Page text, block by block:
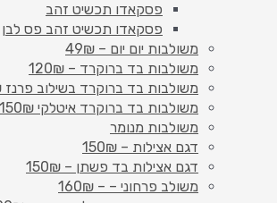
פסקאדו תכשיט זהב
פסקאדו תכשיט זהב פס לבן
משולבות יום יום – 49₪
משולבות בד ברוקרד – 120₪
משולבות בד ברוקרד בשילוב פרנז 130₪
משולבות בד ברוקרד איטלקי 150₪
משולבות מנומר
דגם אצילות – 150₪
דגם אצילות בד פשתן – 150₪
משולב פרחוני – – 160₪